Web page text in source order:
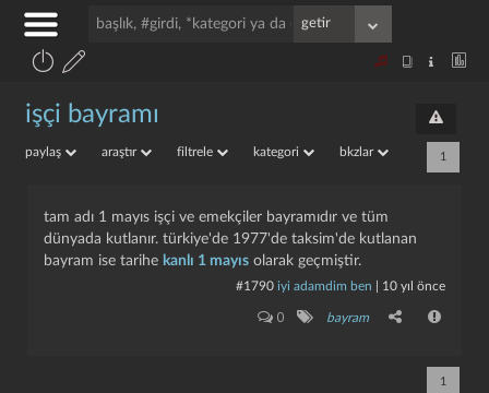
i̇şçi bayramı
paylaş araştır filtrele kategori bkzlar 1
tam adı 1 mayıs işçi ve emekçiler bayramıdır ve tüm
dünyada kutlanır. türkiye'de 1977'de taksim'de kutlanan
bayram ise tarihe kanlı 1 mayıs olarak geçmiştir.
#1790 i̇yi adamdim ben 10 yıl önce
0 bayram
1